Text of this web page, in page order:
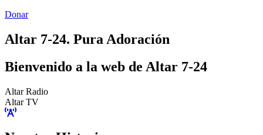
Donar
Altar 7-24. Pura Adoración
Bienvenido a la web de Altar 7-24
Altar Radio
Altar TV